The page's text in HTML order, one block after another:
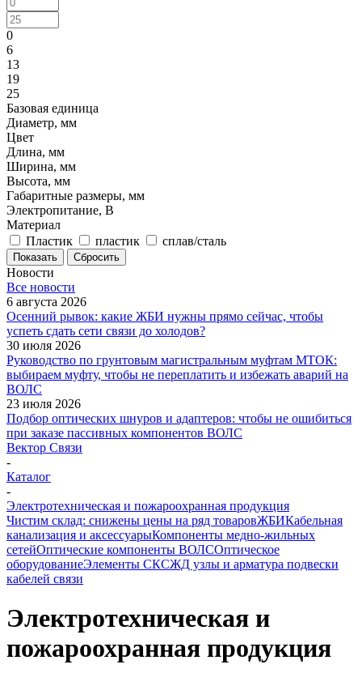
0
6
13
19
25
Базовая единица
Диаметр, мм
Цвет
Длина, мм
Ширина, мм
Высота, мм
Габаритные размеры, мм
Электропитание, В
Материал
Пластик
пластик сплав/сталь
Показать Сбросить
Новости
Все новости
6 августа 2026
Осенний рывок: какие ЖБИ нужны прямо сейчас, чтобы
успеть сдать сети связи до холодов?
30 июля 2026
Руководство по грунтовым магистральным муфтам МТОК:
выбираем муфту, чтобы не переплатить и избежать аварий на
ВОЛС
23 июля 2026
Подбор оптических шнуров и адаптеров: чтобы не ошибиться
при заказе пассивных компонентов ВОЛС
Вектор Связи
-
Каталог
-
Электротехническая и пожароохранная продукция
Чистим склад: снижены цены на ряд товаровЖБИКабельная
канализация и аксессуарыКомпоненты медно-жильных
сетейОптические компоненты ВОЛСОптическое
оборудованиеЭлементы СКСЖД узлы и арматура подвески
кабелей связи
Электротехническая и
пожароохранная продукция